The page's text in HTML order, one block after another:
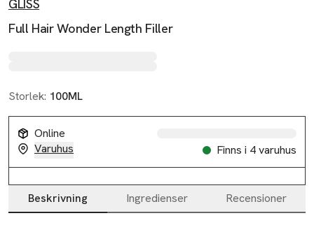
GLISS
Full Hair Wonder Length Filler
Storlek: 100ML
Online
Varuhus
Finns i 4 varuhus
Beskrivning Ingredienser Recensioner